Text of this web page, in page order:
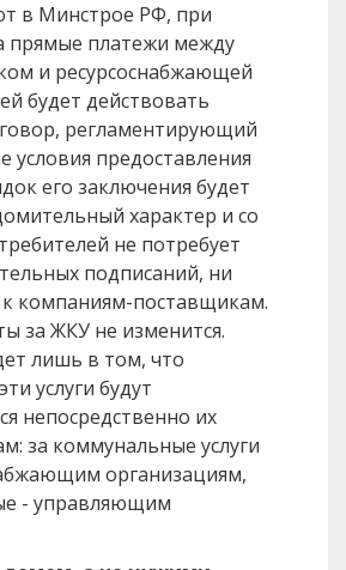
в Минстрое РФ, при
прямые платежи между
и ресурсоснабжающей
будет действовать
регламентирующий
условия предоставления
его заключения будет
характер и со
не потребует
подписаний, ни
компаниям-поставщикам.
за ЖКУ не изменится.
лишь в том, что
услуги будут
непосредственно их
за коммунальные услуги
организациям,
- управляющим